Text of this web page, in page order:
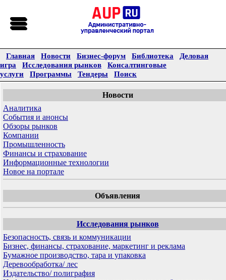
Главная Новости Бизнес-форум Библиотека
Деловая
игра
Исследования рынков
Консалтинговые
услуги
Программы Тендеры Поиск
Новости
Аналитика
События и анонсы
Обзоры рынков
Компании
Промышленность
Финансы и страхование
Информационные технологии
Новое на портале
Объявления
Исследования рынков
Безопасность, связь и коммуникации
Бизнес, финансы, страхование, маркетинг и реклама
Бумажное производство, тара и упаковка
Деревообработка/ лес
Издательство/ полиграфия